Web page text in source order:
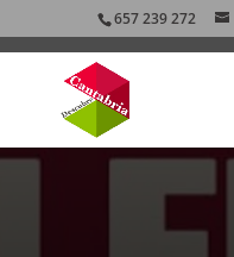
657 239 272